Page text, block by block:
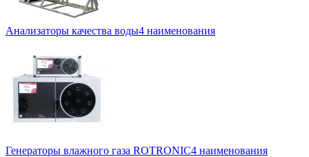
Анализаторы качества воды4 наименования
Генераторы влажного газа ROTRONIC4 наименования